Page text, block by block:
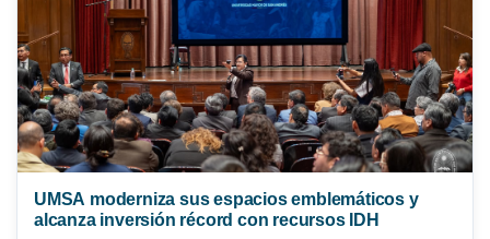
UMSA moderniza sus espacios emblemáticos y
alcanza inversión récord con recursos IDH